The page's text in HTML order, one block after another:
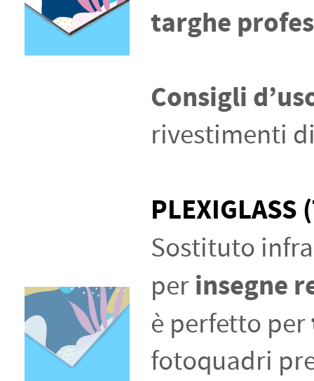
targhe
Consigli
rivestimenti
PLEXIGLASS
Sostituto
perinsegne
è perfetto per
fotoquadri